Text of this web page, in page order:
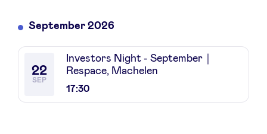
Agenda
Over ons
September 2026
22
SEP
17:30
Investors Night - September｜
Respace, Machelen